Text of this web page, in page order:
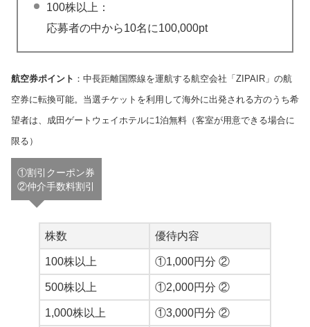
100株以上：
応募者の中から10名に100,000pt
航空券ポイント ：中長距離国際線を運航する航空会社「ZIPAIR」の航
空券に転換可能。当選チケットを利用して海外に出発される方のうち希
望者は、成田ゲートウェイホテルに1泊無料（客室が用意できる場合に
限る）
①割引クーポン券
②仲介手数料割引
株数 優待内容
100株以上 ①1,000円分 ②
500株以上 ①2,000円分 ②
1,000株以上 ①3,000円分 ②